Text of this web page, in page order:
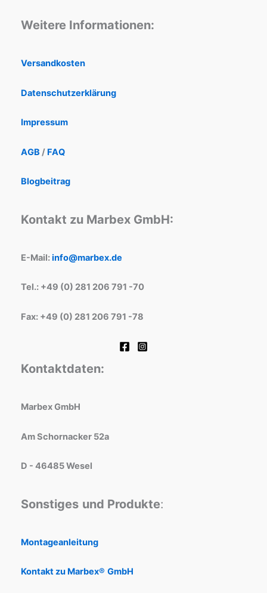
Weitere Informationen:
Versandkosten
Datenschutzerklärung
Impressum
AGB / FAQ
Blogbeitrag
Kontakt zu Marbex GmbH:
E-Mail:info@marbex.de
Tel.: +49 (0) 281 206 791 -70
Fax: +49 (0) 281 206 791 -78
Kontaktdaten:
Marbex GmbH
Am Schornacker 52a
D - 46485 Wesel
Sonstiges und Produkte:
Montageanleitung
Kontakt zu Marbex® GmbH